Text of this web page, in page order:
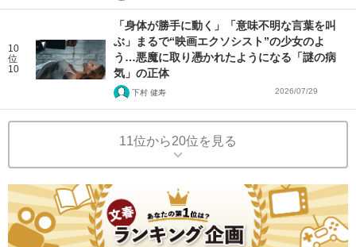
10
位
10
「身体が勝手に動く」「意味不明な言葉を叫
ぶ」まるで“映画エクソシスト”の少女のよ
う…悪魔に取り憑かれたようになる「謎の病
気」の正体
下村 健寿 2026/07/29
11位から20位を見る